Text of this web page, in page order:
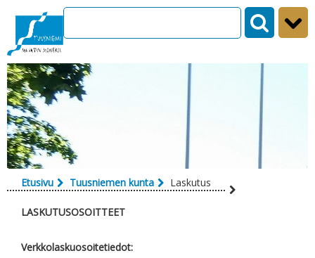
Siirry sisältöön
Etusivu Tuusniemen kunta Laskutus
LASKUTUSOSOITTEET
Verkkolaskuosoitetiedot: